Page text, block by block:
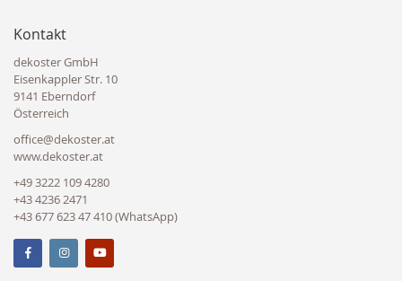
Kontakt
dekoster GmbH
Eisenkappler Str. 10
9141 Eberndorf
Österreich
office@dekoster.at
www.dekoster.at
+49 3222 109 4280
+43 4236 2471
+43 677 623 47 410 (WhatsApp)